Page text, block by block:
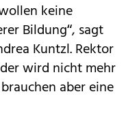
keine
Bildung“, sagt
Kuntzl. Rektor
wird nicht mehr
aber eine